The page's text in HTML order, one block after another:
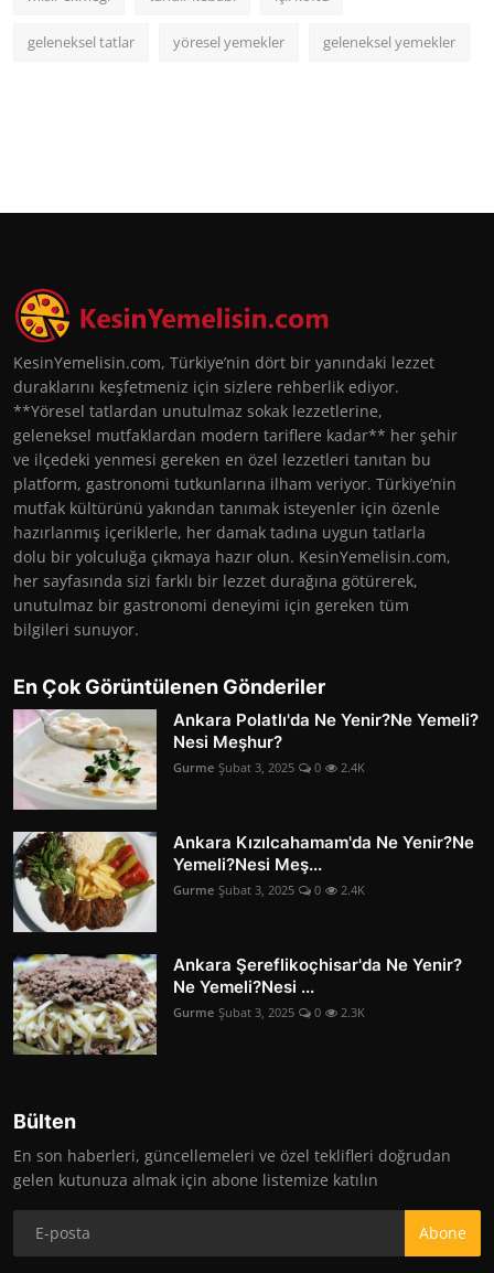
geleneksel tatlar yöresel yemekler geleneksel yemekler
KesinYemelisin.com, Türkiye’nin dört bir yanındaki lezzet
duraklarını keşfetmeniz için sizlere rehberlik ediyor.
**Yöresel tatlardan unutulmaz sokak lezzetlerine,
geleneksel mutfaklardan modern tariflere kadar** her şehir
ve ilçedeki yenmesi gereken en özel lezzetleri tanıtan bu
platform, gastronomi tutkunlarına ilham veriyor. Türkiye’nin
mutfak kültürünü yakından tanımak isteyenler için özenle
hazırlanmış içeriklerle, her damak tadına uygun tatlarla
dolu bir yolculuğa çıkmaya hazır olun. KesinYemelisin.com,
her sayfasında sizi farklı bir lezzet durağına götürerek,
unutulmaz bir gastronomi deneyimi için gereken tüm
bilgileri sunuyor.
En Çok Görüntülenen Gönderiler
Ankara Polatlı'da Ne Yenir?Ne Yemeli?
Nesi Meşhur?
Gurme Şubat 3, 2025 0 2.4K
Ankara Kızılcahamam'da Ne Yenir?Ne
Yemeli?Nesi Meş...
Gurme Şubat 3, 2025 0 2.4K
Ankara Şereflikoçhisar'da Ne Yenir?
Ne Yemeli?Nesi ...
Gurme Şubat 3, 2025 0 2.3K
Bülten
En son haberleri, güncellemeleri ve özel teklifleri doğrudan
gelen kutunuza almak için abone listemize katılın
Abone